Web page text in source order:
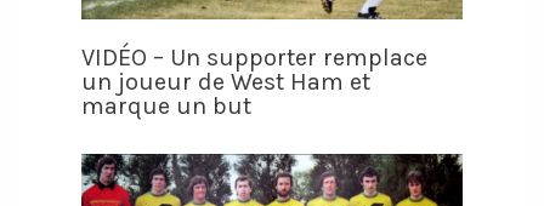
VIDÉO – Un supporter remplace
un joueur de West Ham et
marque un but